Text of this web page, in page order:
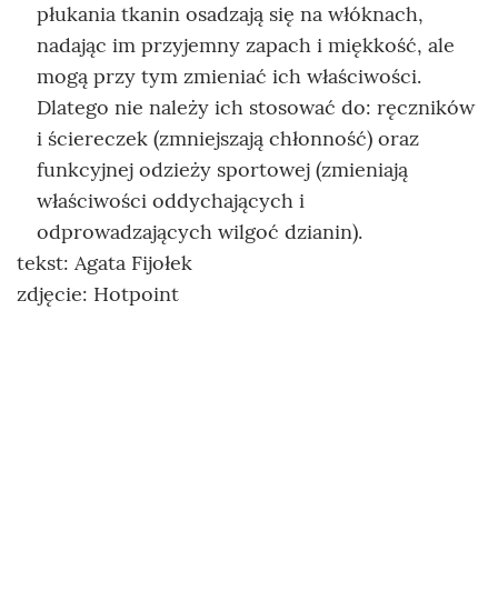
płukania tkanin osadzają się na włóknach,
nadając im przyjemny zapach i miękkość, ale
mogą przy tym zmieniać ich właściwości.
Dlatego nie należy ich stosować do: ręczników
i ściereczek (zmniejszają chłonność) oraz
funkcyjnej odzieży sportowej (zmieniają
właściwości oddychających i
odprowadzających wilgoć dzianin).
tekst: Agata Fijołek
zdjęcie: Hotpoint